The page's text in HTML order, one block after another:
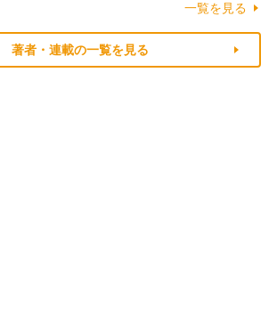
一覧を見る
著者・連載の一覧を見る